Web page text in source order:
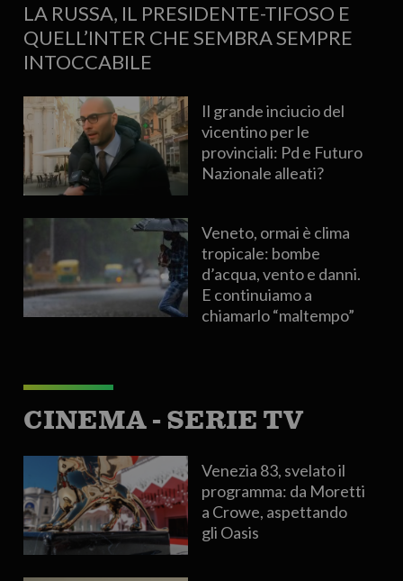
LA RUSSA, IL PRESIDENTE-TIFOSO E
QUELL’INTER CHE SEMBRA SEMPRE
INTOCCABILE
Il grande inciucio del
vicentino per le
provinciali: Pd e Futuro
Nazionale alleati?
Veneto, ormai è clima
tropicale: bombe
d’acqua, vento e danni.
E continuiamo a
chiamarlo “maltempo”
CINEMA - SERIE TV
Venezia 83, svelato il
programma: da Moretti
a Crowe, aspettando
gli Oasis